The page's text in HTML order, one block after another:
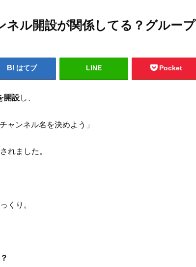
ネル開設が関係してる？グループ
はてブ LINE Pocket
開設し、
ャンネル名を決めよう」
れました。
くり。